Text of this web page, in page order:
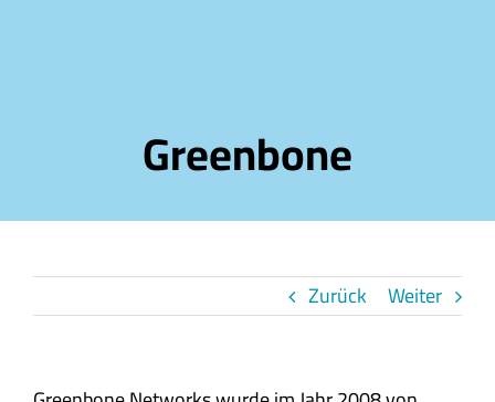
Greenbone
Zurück Weiter